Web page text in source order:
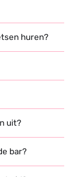
huren?
uit?
bar?